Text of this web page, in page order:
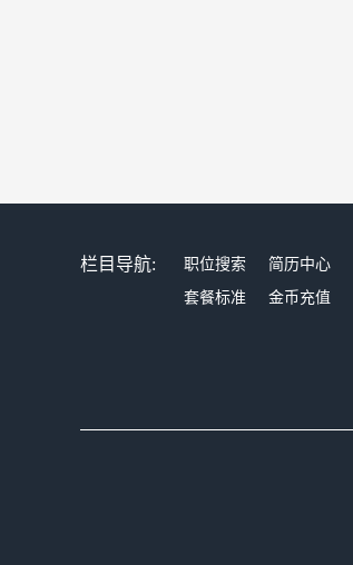
栏目导航: 职位搜索 简历中心
套餐标准
金币充值